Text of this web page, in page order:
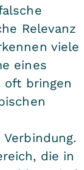
Relevanz
viele
eines
oft bringen
die in